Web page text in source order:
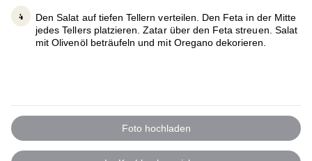
Den Salat auf tiefen Tellern verteilen. Den Feta in der Mitte
jedes Tellers platzieren. Zatar über den Feta streuen. Salat
mit Olivenöl beträufeln und mit Oregano dekorieren.
Foto hochladen